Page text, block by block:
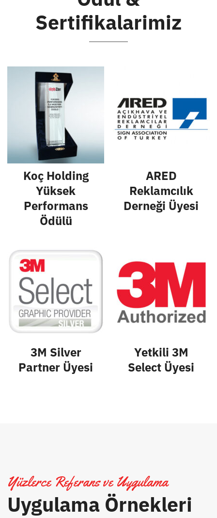
Sertifikalarimiz
Koç Holding
Yüksek
Performans
Ödülü
ARED
Reklamcılık
Derneği Üyesi
3M Silver
Partner Üyesi
Yetkili 3M
Select Üyesi
Yüzlerce Referans ve Uygulama
Uygulama Örnekleri